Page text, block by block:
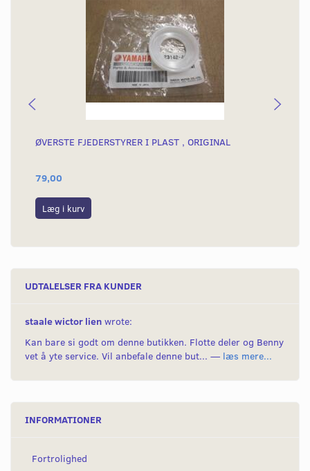
ØVERSTE FJEDERSTYRER I PLAST , ORIGINAL
79,00
Læg i kurv
UDTALELSER FRA KUNDER
staale wictor lien wrote:
Kan bare si godt om denne butikken. Flotte deler og Benny
vet å yte service. Vil anbefale denne but... — læs mere...
INFORMATIONER
Fortrolighed